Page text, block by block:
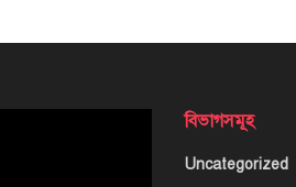
বিভাগসমূহ
Uncategorized